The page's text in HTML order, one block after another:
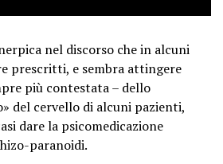
October 8, 2024
nel discorso che in alcuni
prescritti, e sembra attingere
più contestata – dello
del cervello di alcuni pazienti,
dare la psicomedicazione
paranoidi.